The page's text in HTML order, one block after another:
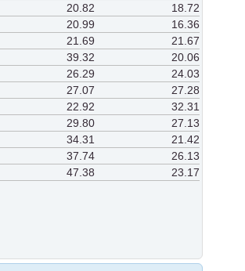
20.82
18.72
20.99
16.36
21.69
21.67
39.32
20.06
26.29
24.03
27.07
27.28
22.92
32.31
29.80
27.13
34.31
21.42
37.74
26.13
47.38 23.17